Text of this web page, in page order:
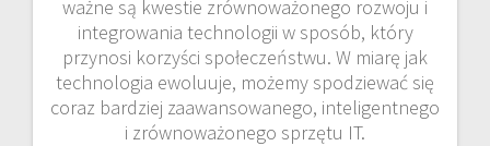
ważne są kwestie zrównoważonego rozwoju i
integrowania technologii w sposób, który
przynosi korzyści społeczeństwu. W miarę jak
technologia ewoluuje, możemy spodziewać się
coraz bardziej zaawansowanego, inteligentnego
i zrównoważonego sprzętu IT.